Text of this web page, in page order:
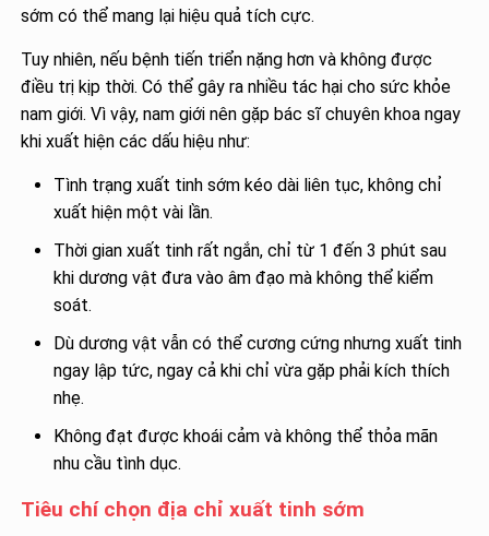
sớm có thể mang lại hiệu quả tích cực.
Tuy nhiên, nếu bệnh tiến triển nặng hơn và không được
điều trị kịp thời. Có thể gây ra nhiều tác hại cho sức khỏe
nam giới. Vì vậy, nam giới nên gặp bác sĩ chuyên khoa ngay
khi xuất hiện các dấu hiệu như:
Tình trạng xuất tinh sớm kéo dài liên tục, không chỉ
xuất hiện một vài lần.
Thời gian xuất tinh rất ngắn, chỉ từ 1 đến 3 phút sau
khi dương vật đưa vào âm đạo mà không thể kiểm
soát.
Dù dương vật vẫn có thể cương cứng nhưng xuất tinh
ngay lập tức, ngay cả khi chỉ vừa gặp phải kích thích
nhẹ.
Không đạt được khoái cảm và không thể thỏa mãn
nhu cầu tình dục.
Tiêu chí chọn địa chỉ xuất tinh sớm